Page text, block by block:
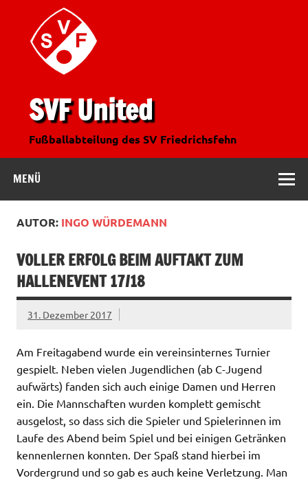
SVF United
Fußballabteilung des SV Friedrichsfehn
MENÜ
AUTOR: INGO WÜRDEMANN
VOLLER ERFOLG BEIM AUFTAKT ZUM
HALLENEVENT 17/18
31. Dezember 2017
Am Freitagabend wurde ein vereinsinternes Turnier
gespielt. Neben vielen Jugendlichen (ab C-Jugend
aufwärts) fanden sich auch einige Damen und Herren
ein. Die Mannschaften wurden komplett gemischt
ausgelost, so dass sich die Spieler und Spielerinnen im
Laufe des Abend beim Spiel und bei einigen Getränken
kennenlernen konnten. Der Spaß stand hierbei im
Vordergrund und so gab es auch keine Verletzung. Man